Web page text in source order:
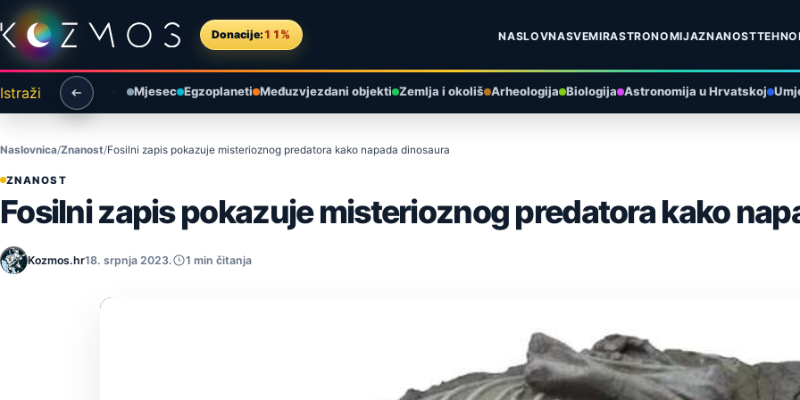
Preskoči na sadržaj
Donacije: 11% NASLOVNASVEMIRASTRONOMIJAZNANOST
Istraži Mjesec Egzoplaneti Međuzvjezdani objekti Zemlja i okoliš Arheologija Biologija Astronomija u Hrvatskoj
Naslovnica Znanost Fosilni zapis pokazuje misterioznog predatora kako napada dinosaura
ZNANOST
Fosilni zapis pokazuje misterioznog predatora kako
Kozmos.hr18. srpnja 2023. 1 min čitanja